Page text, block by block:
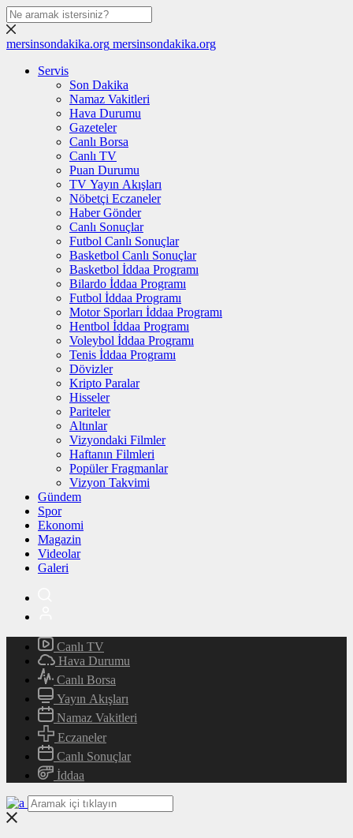
mersinsondakika.org mersinsondakika.org
Servis
Son Dakika
Namaz Vakitleri
Hava Durumu
Gazeteler
Canlı Borsa
Canlı TV
Puan Durumu
TV Yayın Akışları
Nöbetçi Eczaneler
Haber Gönder
Canlı Sonuçlar
Futbol Canlı Sonuçlar
Basketbol Canlı Sonuçlar
Basketbol İddaa Programı
Bilardo İddaa Programı
Futbol İddaa Programı
Motor Sporları İddaa Programı
Hentbol İddaa Programı
Voleybol İddaa Programı
Tenis İddaa Programı
Dövizler
Kripto Paralar
Hisseler
Pariteler
Altınlar
Vizyondaki Filmler
Haftanın Filmleri
Popüler Fragmanlar
Vizyon Takvimi
Gündem
Spor
Ekonomi
Magazin
Videolar
Galeri
Canlı TV
Hava Durumu
Canlı Borsa
Yayın Akışları
Namaz Vakitleri
Eczaneler
Canlı Sonuçlar
İddaa